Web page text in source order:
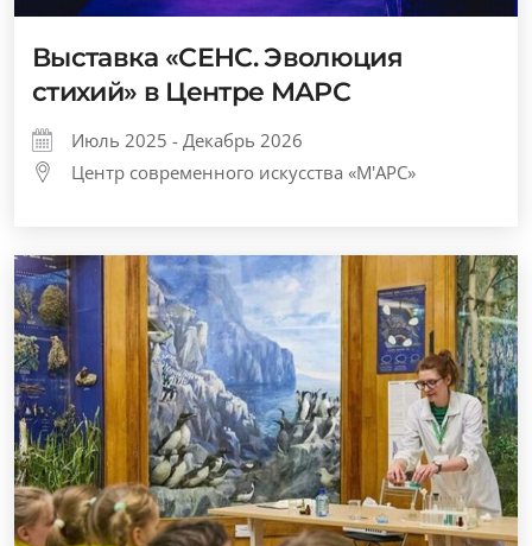
Выставка «СЕНС. Эволюция
стихий» в Центре МАРС
Июль 2025 - Декабрь 2026
Центр современного искусства «М'АРС»